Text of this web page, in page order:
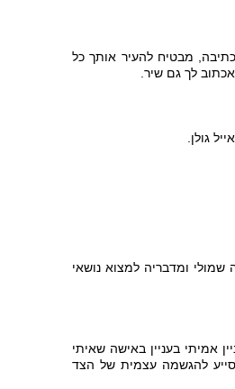
מבטיח להעיר אותך כל
לך גם שיר.
גולן.
ומדבריה למצוא נושאי
אמיתי בעניין באישה שאיתי
להגשמה עצמית של הצד